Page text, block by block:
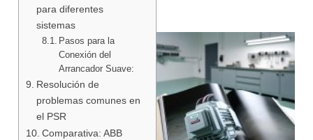
para diferentes
sistemas
Pasos para la
Conexión del
Arrancador Suave:
Resolución de
problemas comunes en
el PSR
Comparativa: ABB